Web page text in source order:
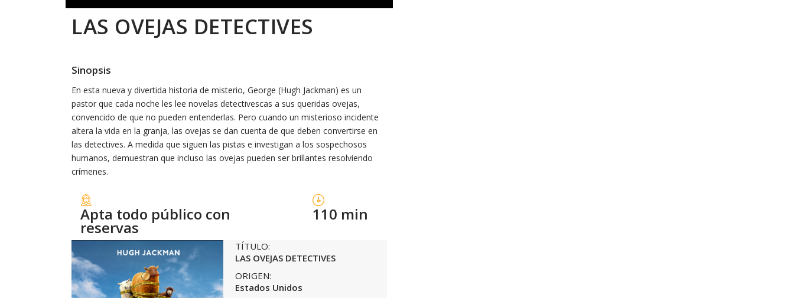
LAS OVEJAS DETECTIVES
Sinopsis
En esta nueva y divertida historia de misterio, George (Hugh Jackman) es un
pastor que cada noche les lee novelas detectivescas a sus queridas ovejas,
convencido de que no pueden entenderlas. Pero cuando un misterioso incidente
altera la vida en la granja, las ovejas se dan cuenta de que deben convertirse en
las detectives. A medida que siguen las pistas e investigan a los sospechosos
humanos, demuestran que incluso las ovejas pueden ser brillantes resolviendo
crímenes.
Apta todo público con
reservas
110 min
TÍTULO:
LAS OVEJAS DETECTIVES
ORIGEN:
Estados Unidos